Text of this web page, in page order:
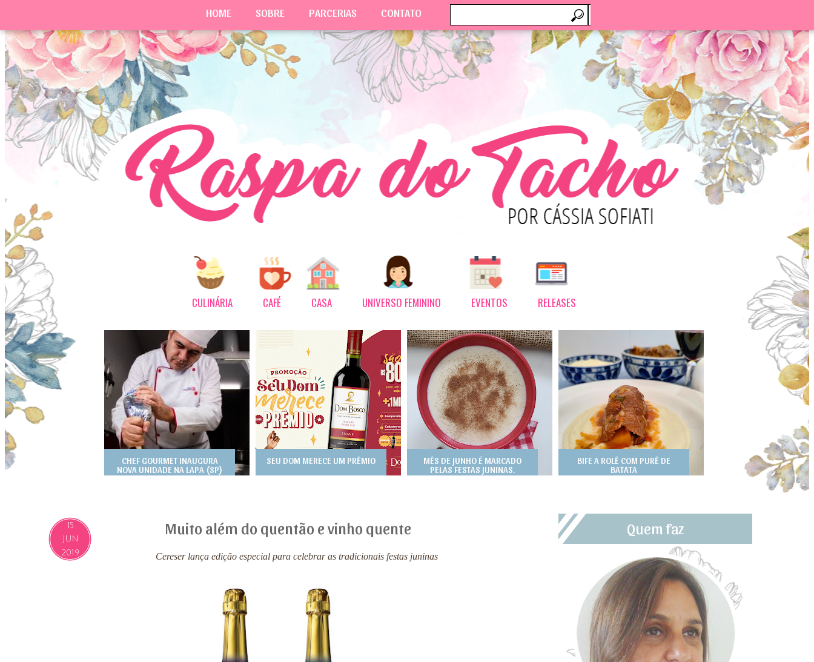
CULINÁRIA CAFÉ CASA UNIVERSO FEMININO EVENTOS RELEASES
CHEF GOURMET INAUGURA
NOVA UNIDADE NA LAPA (SP)
SEU DOM MERECE UM PRÊMIO
MÊS DE JUNHO É MARCADO
PELAS FESTAS JUNINAS.
BIFE A ROLÊ COM PURÊ DE
BATATA
15
JUN
2019
Muito além do quentão e vinho quente
Cereser lança edição especial para celebrar as tradicionais festas juninas
Quem faz
HOME SOBRE PARCERIAS CONTATO